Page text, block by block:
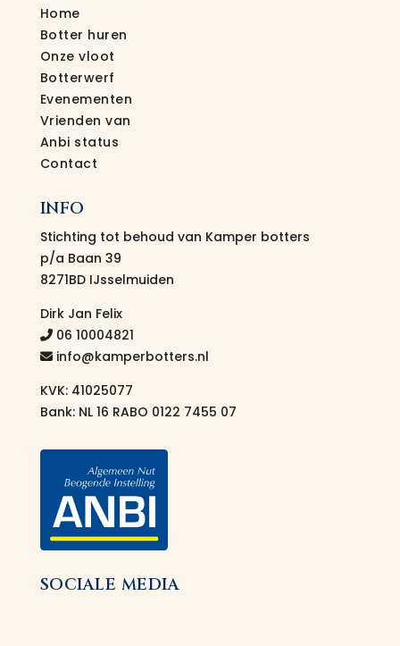
Home
Botter huren
Onze vloot
Botterwerf
Evenementen
Vrienden van
Anbi status
Contact
INFO
Stichting tot behoud van Kamper botters
p/a Baan 39
8271BD IJsselmuiden
Dirk Jan Felix
06 10004821
info@kamperbotters.nl
KVK: 41025077
Bank: NL 16 RABO 0122 7455 07
SOCIALE MEDIA